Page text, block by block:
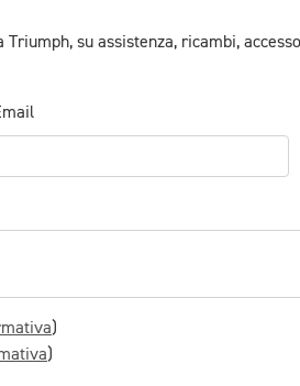
su assistenza, ricambi,
)
)